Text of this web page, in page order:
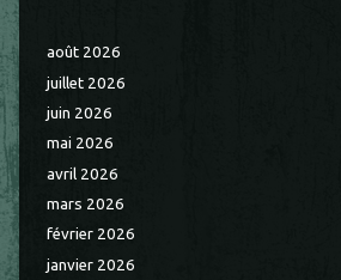
août 2026
juillet 2026
juin 2026
mai 2026
avril 2026
mars 2026
février 2026
janvier 2026